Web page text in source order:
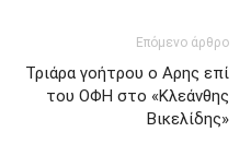
Επόμενο άρθρο
Τριάρα γοήτρου ο Αρης επί
του ΟΦΗ στο «Κλεάνθης
Βικελίδης»